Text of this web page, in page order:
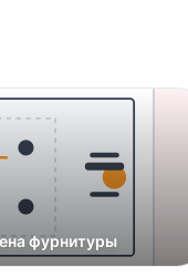
фурнитуры